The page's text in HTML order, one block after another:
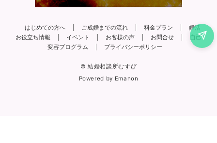
はじめての方へ ご成婚までの流れ 料金プラン
婚活
お役立ち情報
イベント お客様の声 お問合せ
自己
変容プログラム
プライバシーポリシー
© 結婚相談所むすび
Powered by Emanon